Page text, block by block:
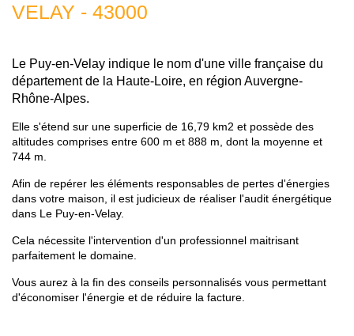
VELAY - 43000
Le Puy-en-Velay indique le nom d'une ville française du
département de la Haute-Loire, en région Auvergne-
Rhône-Alpes.
Elle s'étend sur une superficie de 16,79 km2 et possède des
altitudes comprises entre 600 m et 888 m, dont la moyenne et
744 m.
Afin de repérer les éléments responsables de pertes d'énergies
dans votre maison, il est judicieux de réaliser l'audit énergétique
dans Le Puy-en-Velay.
Cela nécessite l'intervention d'un professionnel maitrisant
parfaitement le domaine.
Vous aurez à la fin des conseils personnalisés vous permettant
d'économiser l'énergie et de réduire la facture.